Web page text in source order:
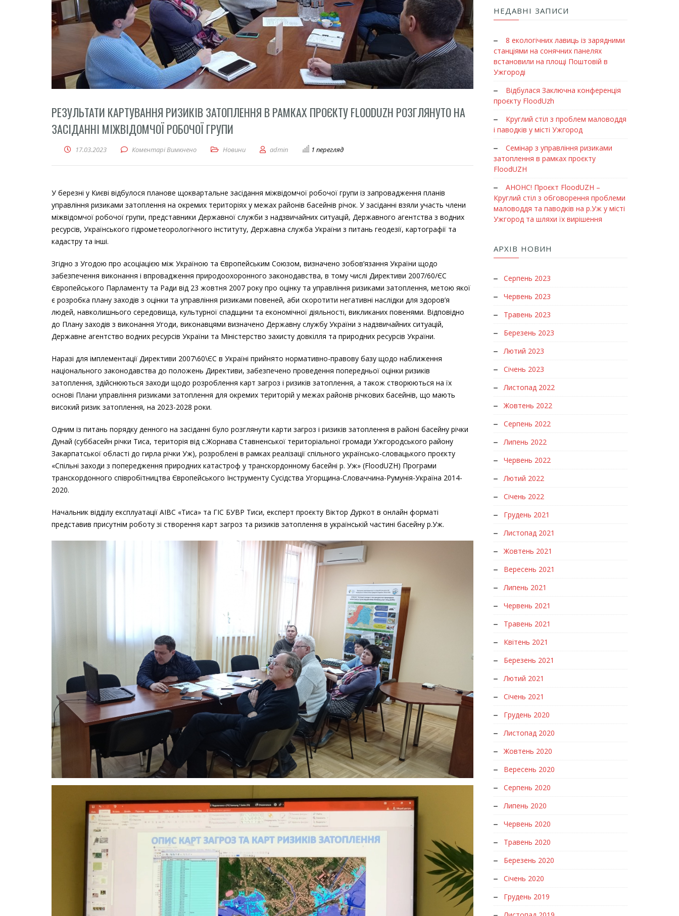
РЕЗУЛЬТАТИ КАРТУВАННЯ РИЗИКІВ ЗАТОПЛЕННЯ В РАМКАХ ПРОЄКТУ FLOODUZH РОЗГЛЯНУТО НА
ЗАСІДАННІ МІЖВІДОМЧОЇ РОБОЧОЇ ГРУПИ
17.03.2023 Коментарі Вимкнено до Результати картування ризиків затоплення в рамках проєкту FloodUZH розглянуто на засіданні міжвідомчої робочої групи
Новини admin 1 перегляд
У березні у Києві відбулося планове щоквартальне засідання міжвідомчої робочої групи із запровадження планів
управління ризиками затоплення на окремих територіях у межах районів басейнів річок. У засіданні взяли участь члени
міжвідомчої робочої групи, представники Державної служби з надзвичайних ситуацій, Державного агентства з водних
ресурсів, Українського гідрометеорологічного інституту, Державна служба України з питань геодезії, картографії та
кадастру та інші.
Згідно з Угодою про асоціацією між Україною та Європейським Союзом, визначено зобов’язання України щодо
забезпечення виконання і впровадження природоохоронного законодавства, в тому числі Директиви 2007/60/ЄС
Європейського Парламенту та Ради від 23 жовтня 2007 року про оцінку та управління ризиками затоплення, метою якої
є розробка плану заходів з оцінки та управління ризиками повеней, аби скоротити негативні наслідки для здоров’я
людей, навколишнього середовища, культурної спадщини та економічної діяльності, викликаних повенями. Відповідно
до Плану заходів з виконання Угоди, виконавцями визначено Державну службу України з надзвичайних ситуацій,
Державне агентство водних ресурсів України та Міністерство захисту довкілля та природних ресурсів України.
Наразі для імплементації Директиви 2007\60\ЄС в Україні прийнято нормативно-правову базу щодо наближення
національного законодавства до положень Директиви, забезпечено проведення попередньої оцінки ризиків
затоплення, здійснюються заходи щодо розроблення карт загроз і ризиків затоплення, а також створюються на їх
основі Плани управління ризиками затоплення для окремих територій у межах районів річкових басейнів, що мають
високий ризик затоплення, на 2023-2028 роки.
Одним із питань порядку денного на засіданні було розглянути карти загроз і ризиків затоплення в районі басейну річки
Дунай (суббасейн річки Тиса, територія від с.Жорнава Ставненської територіальної громади Ужгородського району
Закарпатської області до гирла річки Уж), розроблені в рамках реалізації спільного українсько-словацького проєкту
«Спільні заходи з попередження природних катастроф у транскордонному басейні р. Уж» (FloodUZH) Програми
транскордонного співробітництва Європейського Інструменту Сусідства Угорщина-Словаччина-Румунія-Україна 2014-
2020.
Начальник відділу експлуатації АІВС «Тиса» та ГІС БУВР Тиси, експерт проєкту Віктор Дуркот в онлайн форматі
представив присутнім роботу зі створення карт загроз та ризиків затоплення в українській частині басейну р.Уж.
НЕДАВНІ ЗАПИСИ
8 екологічних лавиць із зарядними
станціями на сонячних панелях
встановили на площі Поштовій в
Ужгороді
Відбулася Заключна конференція
проєкту FloodUzh
Круглий стіл з проблем маловоддя
і паводків у місті Ужгород
Семінар з управління ризиками
затоплення в рамках проєкту
FloodUZH
АНОНС! Проєкт FloodUZH –
Круглий стіл з обговорення проблеми
маловоддя та паводків на р.Уж у місті
Ужгород та шляхи їх вирішення
АРХІВ НОВИН
Серпень 2023
Червень 2023
Травень 2023
Березень 2023
Лютий 2023
Січень 2023
Листопад 2022
Жовтень 2022
Серпень 2022
Липень 2022
Червень 2022
Лютий 2022
Січень 2022
Грудень 2021
Листопад 2021
Жовтень 2021
Вересень 2021
Липень 2021
Червень 2021
Травень 2021
Квітень 2021
Березень 2021
Лютий 2021
Січень 2021
Грудень 2020
Листопад 2020
Жовтень 2020
Вересень 2020
Серпень 2020
Липень 2020
Червень 2020
Травень 2020
Березень 2020
Січень 2020
Грудень 2019